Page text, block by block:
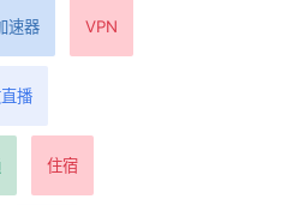
速器 VPN
播
住宿